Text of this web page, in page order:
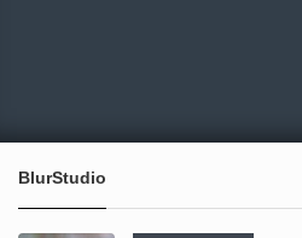
能な伸縮式ライトセ
ーバーの開発メイキ
nderのドキュ
BlurStudio